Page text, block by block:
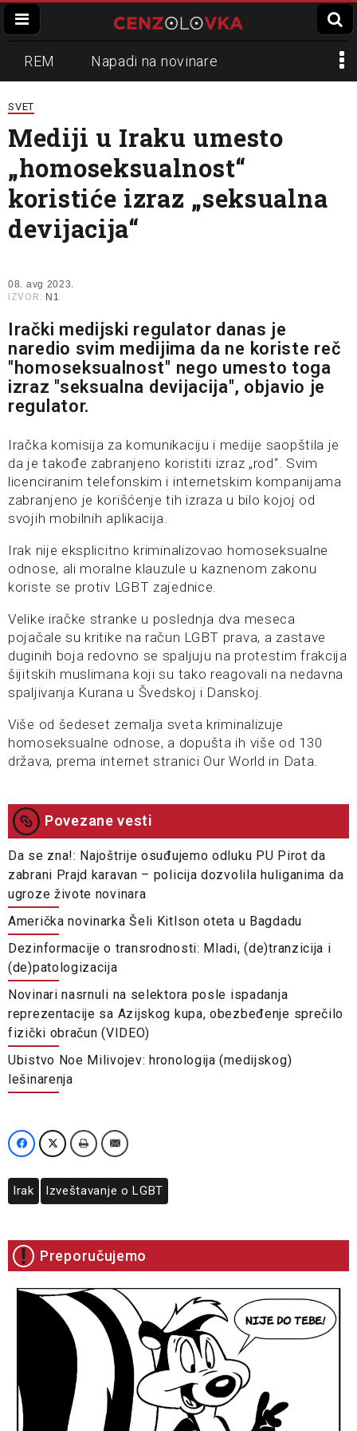
REM Napadi na novinare
Zvučni top
Propaganda Lokalni mediji
Informer Slavko Ćuruvija
SVET
Mediji u Iraku umesto
„homoseksualnost“
koristiće izraz „seksualna
devijacija“
08. avg 2023.
IZVOR: N1
Irački medijski regulator danas je
naredio svim medijima da ne koriste reč
"homoseksualnost" nego umesto toga
izraz "seksualna devijacija", objavio je
regulator.
Iračka komisija za komunikaciju i medije saopštila je
da je takođe zabranjeno koristiti izraz „rod“. Svim
licenciranim telefonskim i internetskim kompanijama
zabranjeno je korišćenje tih izraza u bilo kojoj od
svojih mobilnih aplikacija.
Irak nije eksplicitno kriminalizovao homoseksualne
odnose, ali moralne klauzule u kaznenom zakonu
koriste se protiv LGBT zajednice.
Velike iračke stranke u poslednja dva meseca
pojačale su kritike na račun LGBT prava, a zastave
duginih boja redovno se spaljuju na protestim frakcija
šijitskih muslimana koji su tako reagovali na nedavna
spaljivanja Kurana u Švedskoj i Danskoj.
Više od šedeset zemalja sveta kriminalizuje
homoseksualne odnose, a dopušta ih više od 130
država, prema internet stranici Our World in Data.
Povezane vesti
Da se zna!: Najoštrije osuđujemo odluku PU Pirot da
zabrani Prajd karavan – policija dozvolila huliganima da
ugroze živote novinara
Američka novinarka Šeli Kitlson oteta u Bagdadu
Dezinformacije o transrodnosti: Mladi, (de)tranzicija i
(de)patologizacija
Novinari nasrnuli na selektora posle ispadanja
reprezentacije sa Azijskog kupa, obezbeđenje sprečilo
fizički obračun (VIDEO)
Ubistvo Noe Milivojev: hronologija (medijskog)
lešinarenja
Irak Izveštavanje o LGBT
Preporučujemo